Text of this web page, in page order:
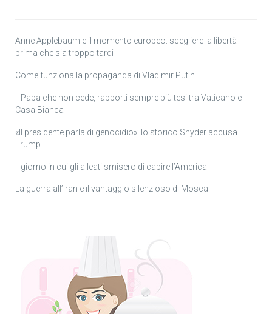
Anne Applebaum e il momento europeo: scegliere la libertà
prima che sia troppo tardi
Come funziona la propaganda di Vladimir Putin
Il Papa che non cede, rapporti sempre più tesi tra Vaticano e
Casa Bianca
«Il presidente parla di genocidio»: lo storico Snyder accusa
Trump
Il giorno in cui gli alleati smisero di capire l’America
La guerra all’Iran e il vantaggio silenzioso di Mosca